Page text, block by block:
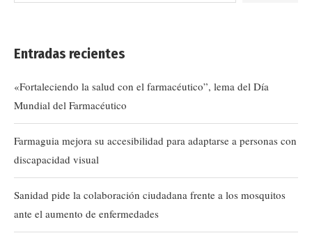
Entradas recientes
«Fortaleciendo la salud con el farmacéutico”, lema del Día
Mundial del Farmacéutico
Farmaguia mejora su accesibilidad para adaptarse a personas con
discapacidad visual
Sanidad pide la colaboración ciudadana frente a los mosquitos
ante el aumento de enfermedades